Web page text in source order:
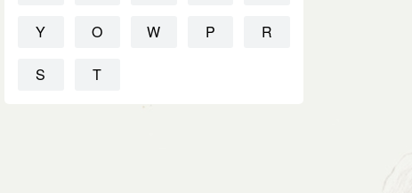
Y O W P R
S T